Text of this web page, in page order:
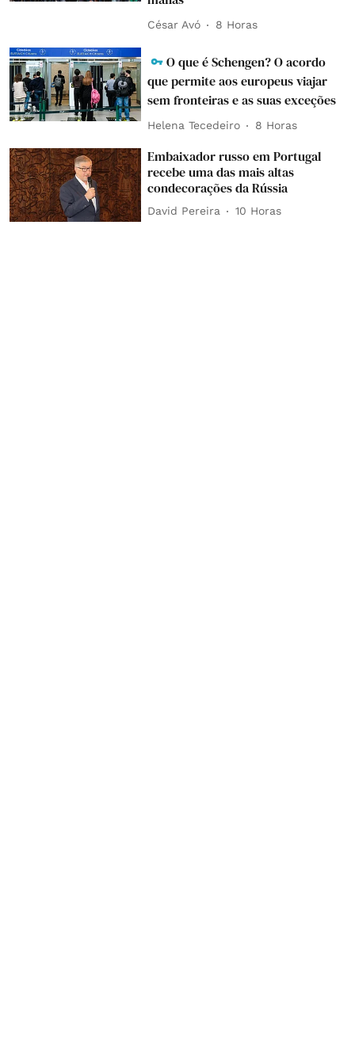
César Avó 8 Horas
O que é Schengen? O acordo
que permite aos europeus viajar
sem fronteiras e as suas exceções
Helena Tecedeiro 8 Horas
Embaixador russo em Portugal
recebe uma das mais altas
condecorações da Rússia
David Pereira 10 Horas